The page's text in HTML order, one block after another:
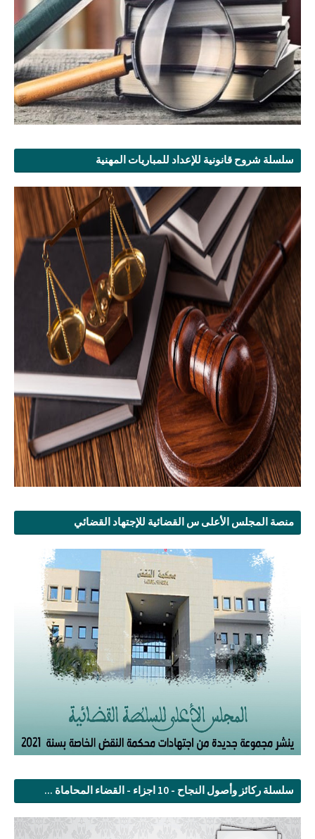
سلسلة شروح قانونية للإعداد للمباريات المهنية
منصة المجلس الأعلى س القضائية للإجتهاد القضائي
سلسلة ركائز وأصول النجاح - 10 اجزاء - القضاء المحاماة ...